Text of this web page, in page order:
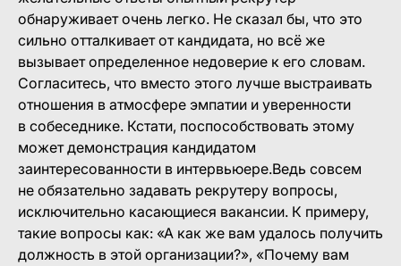
обнаруживает очень легко. Не сказал бы, что это
сильно отталкивает от кандидата, но всё же
вызывает определенное недоверие к его словам.
Согласитесь, что вместо этого лучше выстраивать
отношения в атмосфере эмпатии и уверенности
в собеседнике. Кстати, поспособствовать этому
может демонстрация кандидатом
заинтересованности в интервьюере.Ведь совсем
не обязательно задавать рекрутеру вопросы,
исключительно касающиеся вакансии. К примеру,
такие вопросы как: «А как же вам удалось получить
должность в этой организации?», «Почему вам